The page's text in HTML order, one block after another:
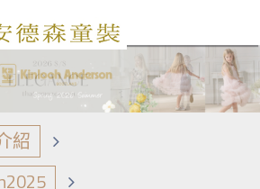
品牌日誌 商品介紹
紹